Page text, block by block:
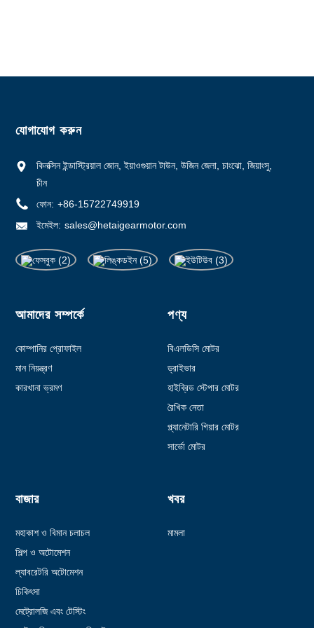
যোগাযোগ করুন
কিনক্সিন ইন্ডাস্ট্রিয়াল জোন, ইয়াওগুয়ান টাউন, উজিন জেলা, চাংঝো, জিয়াংসু,
চীন
ফোন: +86-15722749919
ইমেইল: sales@hetaigearmotor.com
আমাদের সম্পর্কে
কোম্পানির প্রোফাইল
মান নিয়ন্ত্রণ
কারখানা ভ্রমণ
পণ্য
বিএলডিসি মোটর
ড্রাইভার
হাইব্রিড স্টেপার মোটর
রৈখিক নেতা
প্ল্যানেটারি গিয়ার মোটর
সার্ভো মোটর
বাজার
মহাকাশ ও বিমান চলাচল
শিল্প ও অটোমেশন
ল্যাবরেটরি অটোমেশন
চিকিৎসা
মেট্রোলজি এবং টেস্টিং
খবর
মামলা